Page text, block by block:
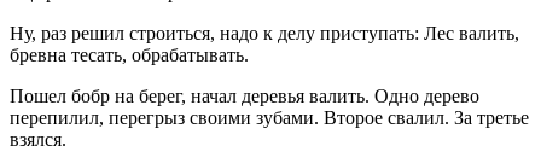
Ну, раз решил строиться, надо к делу приступать: Лес валить,
бревна тесать, обрабатывать.
Пошел бобр на берег, начал деревья валить. Одно дерево
перепилил, перегрыз своими зубами. Второе свалил. За третье
взялся.